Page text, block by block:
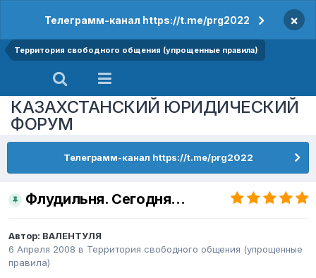
Телеграмм-канал https://t.me/prg2022 ×
Территория свободного общения (упрощенные правила)
КАЗАХСТАНСКИЙ ЮРИДИЧЕСКИЙ
ФОРУМ
Телеграмм-канал https://t.me/prg2022
Флудильня. Сегодня...
Автор: ВАЛЕНТУЛЯ
6 Апреля 2008 в Территория свободного общения (упрощенные
правила)